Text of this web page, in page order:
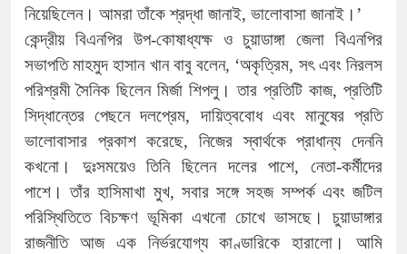
নিয়েছিলেন। আমরা তাঁকে শ্রদ্ধা জানাই, ভালোবাসা জানাই।’
কেন্দ্রীয় বিএনপির উপ-কোষাধ্যক্ষ ও চুয়াডাঙ্গা জেলা বিএনপির
সভাপতি মাহমুদ হাসান খান বাবু বলেন, ‘অকৃত্রিম, সৎ এবং নিরলস
পরিশ্রমী সৈনিক ছিলেন মির্জা শিপলু। তার প্রতিটি কাজ, প্রতিটি
সিদ্ধান্তের পেছনে দলপ্রেম, দায়িত্ববোধ এবং মানুষের প্রতি
ভালোবাসার প্রকাশ করেছে, নিজের স্বার্থকে প্রাধান্য দেননি
কখনো। দুঃসময়েও তিনি ছিলেন দলের পাশে, নেতা-কর্মীদের
পাশে। তাঁর হাসিমাখা মুখ, সবার সঙ্গে সহজ সম্পর্ক এবং জটিল
পরিস্থিতিতে বিচক্ষণ ভূমিকা এখনো চোখে ভাসছে। চুয়াডাঙ্গার
রাজনীতি আজ এক নির্ভরযোগ্য কাণ্ডারিকে হারালো। আমি